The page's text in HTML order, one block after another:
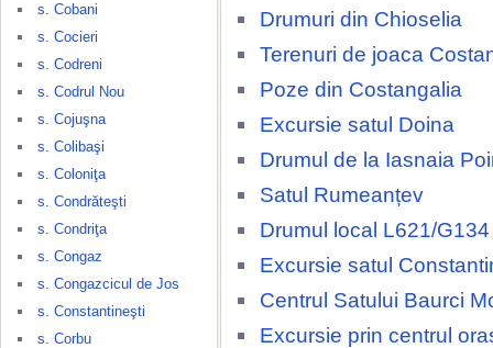
s. Cobani
s. Cocieri
s. Codreni
s. Codrul Nou
s. Cojuşna
s. Colibaşi
s. Coloniţa
s. Condrăteşti
s. Condriţa
s. Congaz
s. Congazcicul de Jos
s. Constantineşti
s. Corbu
Drumuri din Chioselia
Terenuri de joaca
Poze din Costangalia
Excursie satul Doina
Drumul de la Iasnaia
Satul Rumeanțev
Drumul local L621/G134
Excursie satul
Centrul Satului Baurci
Excursie prin centrul